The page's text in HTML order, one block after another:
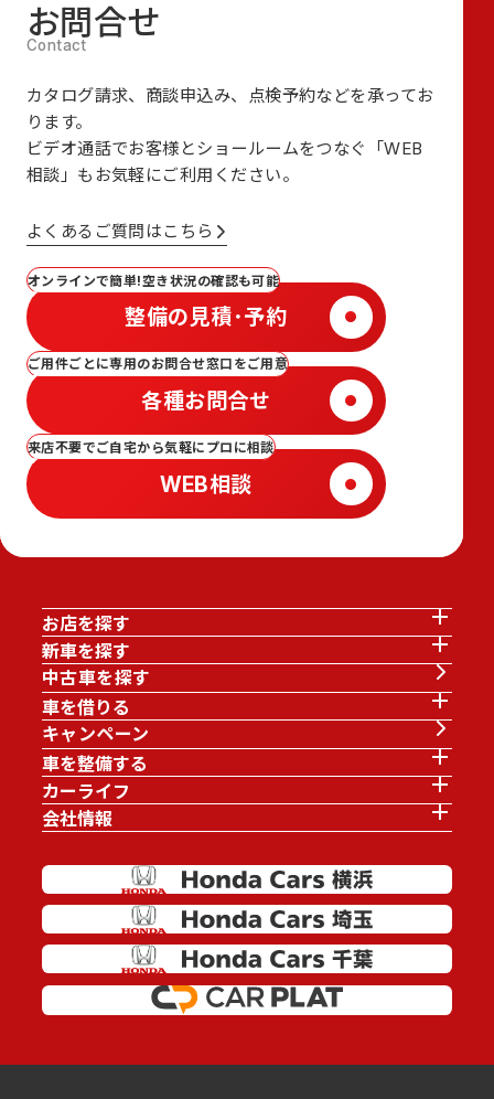
お問合せ
カタログ請求、商談申込み、点検予約などを承ってお
ります。
ビデオ通話でお客様とショールームをつなぐ
「WEB
相談」も お気軽にご利用ください。
よくあるご質問はこちら
オンラインで簡単!空き状況の確認も可能
整備の見積･予約
ご用件ごとに専用のお問合せ窓口をご用意
各種お問合せ
来店不要でご自宅から気軽にプロに相談
WEB相談
お店を探す
新車を探す
中古車を探す
車を借りる
キャンペーン
車を整備する
カーライフ
会社情報